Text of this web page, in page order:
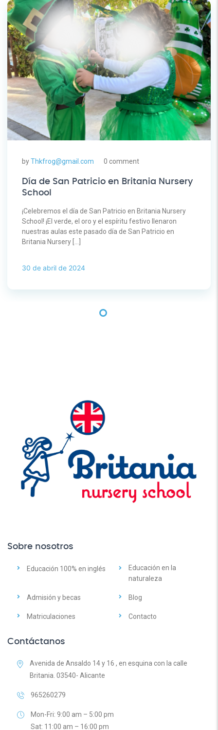
byThkfrog@gmail.com 0 comment
Día de San Patricio en Britania Nursery
School
¡Celebremos el día de San Patricio en Britania Nursery
School! ¡El verde, el oro y el espíritu festivo llenaron
nuestras aulas este pasado día de San Patricio en
Britania Nursery […]
30 de abril de 2024
Sobre nosotros
Educación 100% en inglés
Educación en la
naturaleza
Admisión y becas Blog
Matriculaciones Contacto
Contáctanos
Avenida de Ansaldo 14 y 16 , en esquina con la calle
Britania. 03540- Alicante
965260279
Mon-Fri: 9:00 am – 5:00 pm
Sat: 11:00 am – 16:00 pm